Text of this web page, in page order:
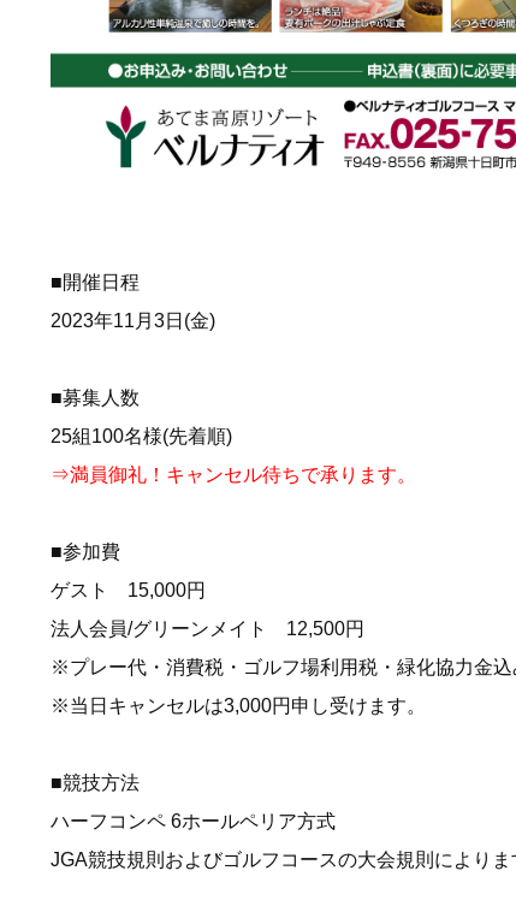
■開催日程
2023年11月3日(金)
■募集人数
25組100名様(先着順)
⇒満員御礼！キャンセル待ちで承ります。
■参加費
ゲスト 15,000円
法人会員/グリーンメイト 12,500円
※プレー代・消費税・ゴルフ場利用税・緑化協力金込
※当日キャンセルは3,000円申し受けます。
■競技方法
ハーフコンペ 6ホールペリア方式
JGA競技規則およびゴルフコースの大会規則によりま